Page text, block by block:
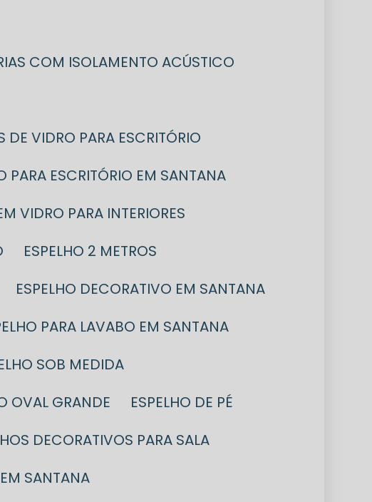
COM ISOLAMENTO ACÚSTICO
DE VIDRO PARA ESCRITÓRIO
PARA ESCRITÓRIO EM SANTANA
VIDRO PARA INTERIORES
ESPELHO 2 METROS
ESPELHO DECORATIVO EM SANTANA
PARA LAVABO EM SANTANA
SOB MEDIDA
OVAL GRANDE
ESPELHO DE PÉ
DECORATIVOS PARA SALA
EM SANTANA